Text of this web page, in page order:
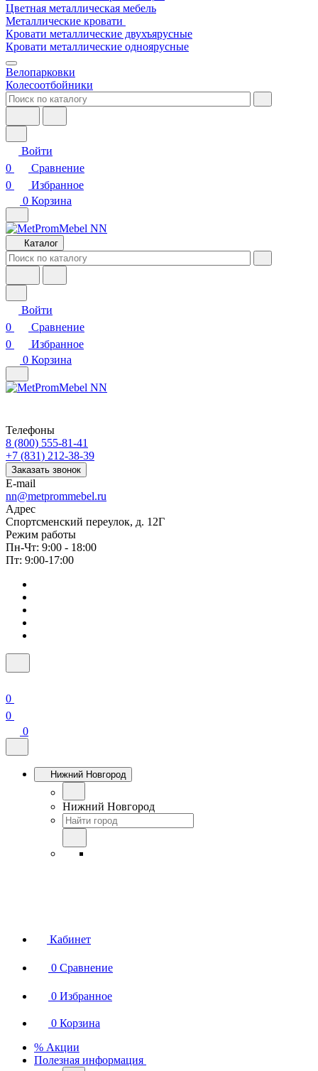
Цветная металлическая мебель
Металлические кровати
Кровати металлические двухъярусные
Кровати металлические одноярусные
Велопарковки
Колесоотбойники
Войти
0
Сравнение
0
Избранное
0 Корзина
Каталог
Войти
0
Сравнение
0
Избранное
0 Корзина
Телефоны
8 (800) 555-81-41
+7 (831) 212-38-39
Заказать звонок
E-mail
nn@metprommebel.ru
Адрес
Спортсменский переулок, д. 12Г
Режим работы
Пн-Чт: 9:00 - 18:00
Пт: 9:00-17:00
0
0
0
Нижний Новгород
Нижний Новгород
Кабинет
0 Сравнение
0 Избранное
0 Корзина
% Акции
Полезная информация